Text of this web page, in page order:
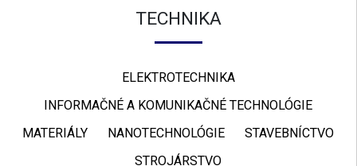
TECHNIKA
ELEKTROTECHNIKA
INFORMAČNÉ A KOMUNIKAČNÉ TECHNOLÓGIE
MATERIÁLY
NANOTECHNOLÓGIE
STAVEBNÍCTVO
STROJÁRSTVO